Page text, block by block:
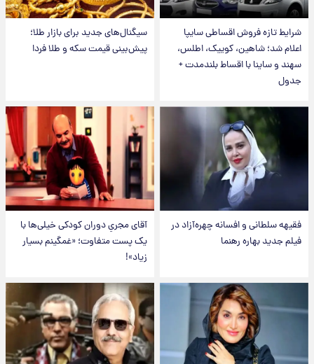
شرایط تازه فروش اقساطی سایپا
اعلام شد؛ شاهین، کوییک، اطلس،
سهند و ساینا با اقساط بلندمدت +
جدول
سیگنال‌های جدید برای بازار طلا؛
پیش‌بینی قیمت سکه و طلا فردا
فقیهه سلطانی و افسانه چهره‌آزاد در
فیلم جدید بهاره رهنما
آقای مجریِ دوران کودکی خیلی‌ها با
یک پست متفاوت؛ «غمگینم بسیار
زیاد»!